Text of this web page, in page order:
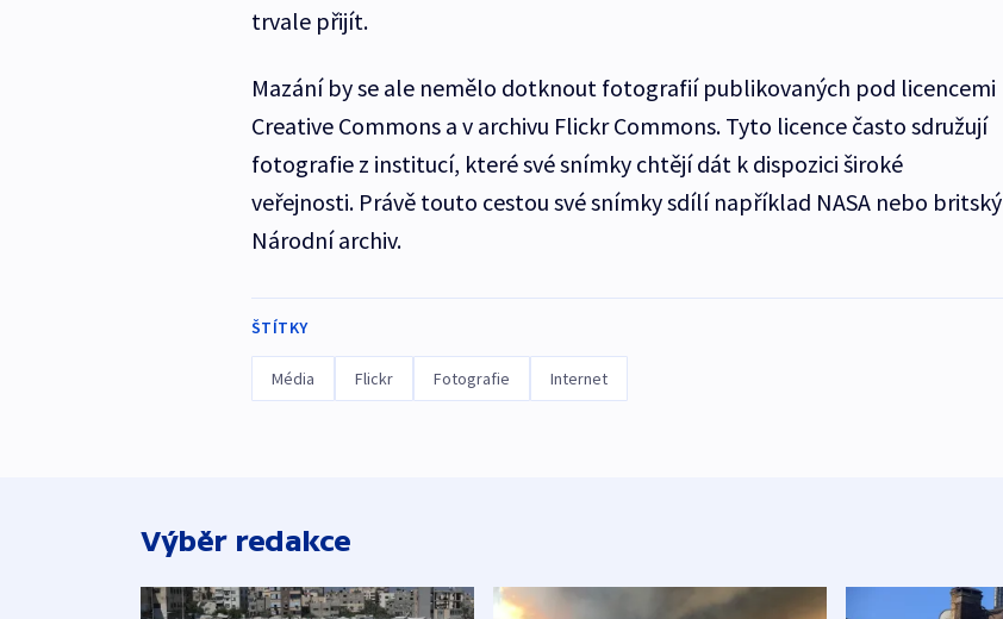
trvale přijít.
Mazání by se ale nemělo dotknout fotografií publikovaných pod licencemi
Creative Commons a v archivu Flickr Commons. Tyto licence často sdružují
fotografie z institucí, které své snímky chtějí dát k dispozici široké
veřejnosti. Právě touto cestou své snímky sdílí například NASA nebo britský
Národní archiv.
ŠTÍTKY
Média Flickr Fotografie Internet
Výběr redakce